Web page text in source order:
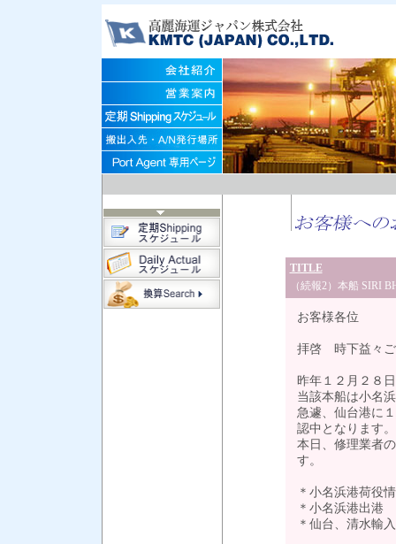
TITLE
（続報2）本船 SIRI
お客様各位
拝啓 時下益々ご
昨年１２月２８
当該本船は小名
急遽、仙台港に
認中となります。
本日、修理業者
す。
＊小名浜港荷役
＊小名浜港出
＊仙台、清水輸